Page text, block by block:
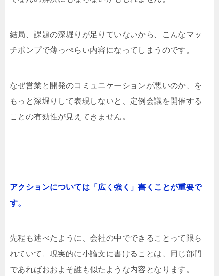
結局、課題の深堀りが足りていないから、こんなマッ
チポンプで薄っぺらい内容になってしまうのです。
なぜ営業と開発のコミュニケーションが悪いのか、を
もっと深堀りして表現しないと、定例会議を開催する
ことの有効性が見えてきません。
アクションについては「広く強く」書くことが重要で
す。
先程も述べたように、会社の中でできることって限ら
れていて、現実的に小論文に書けることは、同じ部門
であればおおよそ誰も似たような内容となります。